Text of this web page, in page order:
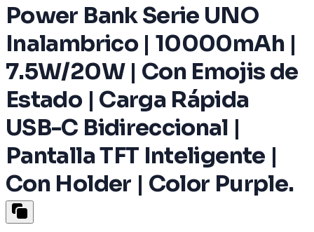
Power Bank Serie UNO
Inalambrico | 10000mAh |
7.5W/20W | Con Emojis de
Estado | Carga Rápida
USB-C Bidireccional |
Pantalla TFT Inteligente |
Con Holder | Color Purple.